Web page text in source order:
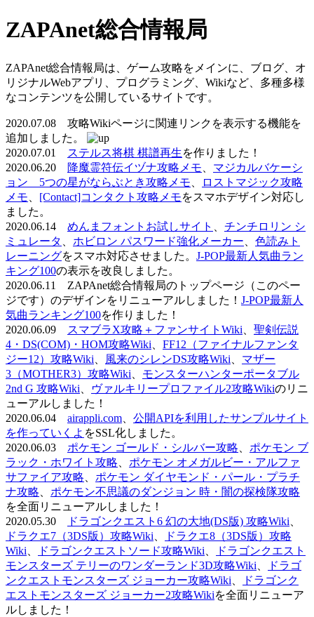
ZAPAnet総合情報局
ZAPAnet総合情報局は、ゲーム攻略をメインに、ブログ、オ
リジナルWebアプリ、プログラミング、Wikiなど、多種多様
なコンテンツを公開しているサイトです。
2020.07.08 攻略Wikiページに関連リンクを表示する機能を
追加しました。
2020.07.01
ステルス将棋 棋譜再生を作りました！
2020.06.20
降魔霊符伝イヅナ攻略メモ
マジカルバケーシ
ョン 5つの星がならぶとき攻略メモ
ロストマジック攻略
メモ
[Contact]コンタクト攻略メモをスマホデザイン対応し
ました。
2020.06.14 めんまフォントお試しサイト
チンチロリン シ
ミュレータ
ホビロン パスワード強化メーカー
色読みト
レーニングをスマホ対応させました。 J-POP最新人気曲ラン
キング100の表示を改良しました。
2020.06.11 ZAPAnet総合情報局のトップページ（このペー
ジです）のデザインをリニューアルしました！ J-POP最新人
気曲ランキング100を作りました！
2020.06.09
スマブラX攻略＋ファンサイトWiki
聖剣伝説
4・DS(COM)・HOM攻略Wiki
FF12（ファイナルファンタ
ジー12）攻略Wiki
風来のシレンDS攻略Wiki
マザー
3（MOTHER3）攻略Wiki
モンスターハンターポータブル
2nd G 攻略Wiki
ヴァルキリープロファイル2攻略Wikiのリニ
ューアルしました！
2020.06.04 airappli.com
公開APIを利用したサンプルサイト
を作っていくよ をSSL化しました。
2020.06.03 ポケモン ゴールド・シルバー攻略
ポケモン ブ
ラック・ホワイト攻略
ポケモン オメガルビー・アルファ
サファイア攻略
ポケモン ダイヤモンド・パール・プラチ
ナ攻略
ポケモン不思議のダンジョン 時・闇の探検隊攻略
を全面リニューアルしました！
2020.05.30
ドラゴンクエスト6 幻の大地(DS版) 攻略Wiki
ドラクエ7（3DS版）攻略Wiki
ドラクエ8（3DS版）攻略
Wiki
ドラゴンクエストソード攻略Wiki
ドラゴンクエスト
モンスターズ テリーのワンダーランド3D攻略Wiki
ドラゴ
ンクエストモンスターズ ジョーカー攻略Wiki
ドラゴンク
エストモンスターズ ジョーカー2攻略Wikiを全面リニューア
ルしました！